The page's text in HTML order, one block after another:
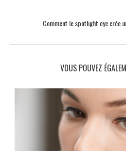
Comment le spotlight eye crée
VOUS POUVEZ